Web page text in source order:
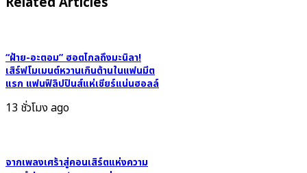
CLOUDS
ตรง
LIVE
จาก
L.A.
ที่
Quadlips
ด้วย
“Wings
Grow
Back”
ใหม่
“ฝ้าย-อะตอม” ฮอตไกลถึงมะนิลา!
เสิร์ฟโมเมนต์หวานเกินต้านในแฟนมีต
แรก แฟนฟิลิปปินส์แห่เชียร์แน่นฮอลล์
13 ชั่วโมง ago
จากเพลงเศร้าสู่คอนเสิร์ตแห่งความ